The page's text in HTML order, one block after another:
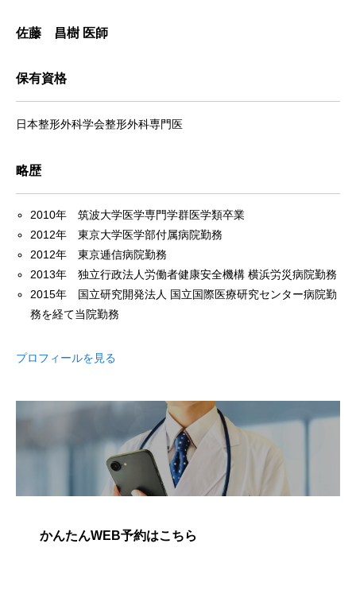
佐藤 昌樹 医師
保有資格
日本整形外科学会整形外科専門医
略歴
2010年 筑波大学医学専門学群医学類卒業
2012年 東京大学医学部付属病院勤務
2012年 東京逓信病院勤務
2013年 独立行政法人労働者健康安全機構 横浜労災病院勤務
2015年 国立研究開発法人 国立国際医療研究センター病院勤
務を経て当院勤務
プロフィールを見る
かんたんWEB予約はこちら